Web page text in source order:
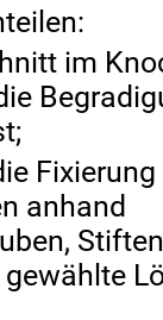
im
anhand